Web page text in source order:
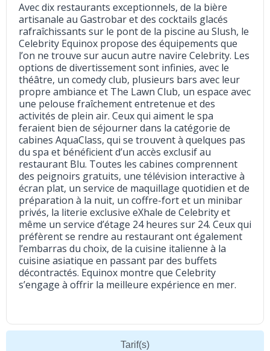
Tarif(s)
Avec dix restaurants exceptionnels, de la bière
artisanale au Gastrobar et des cocktails glacés
rafraîchissants sur le pont de la piscine au Slush, le
Celebrity Equinox propose des équipements que
l’on ne trouve sur aucun autre navire Celebrity. Les
options de divertissement sont infinies, avec le
théâtre, un comedy club, plusieurs bars avec leur
propre ambiance et The Lawn Club, un espace avec
une pelouse fraîchement entretenue et des
activités de plein air. Ceux qui aiment le spa
feraient bien de séjourner dans la catégorie de
cabines AquaClass, qui se trouvent à quelques pas
du spa et bénéficient d’un accès exclusif au
restaurant Blu. Toutes les cabines comprennent
des peignoirs gratuits, une télévision interactive à
écran plat, un service de maquillage quotidien et de
préparation à la nuit, un coffre-fort et un minibar
privés, la literie exclusive eXhale de Celebrity et
même un service d’étage 24 heures sur 24. Ceux qui
préfèrent se rendre au restaurant ont également
l’embarras du choix, de la cuisine italienne à la
cuisine asiatique en passant par des buffets
décontractés. Equinox montre que Celebrity
s’engage à offrir la meilleure expérience en mer.